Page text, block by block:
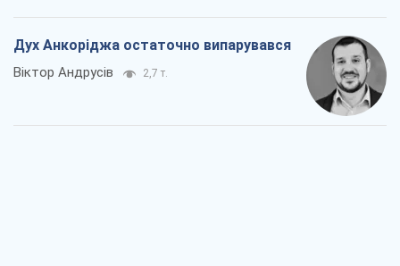
Дух Анкоріджа остаточно випарувався
Віктор Андрусів 2,7 т.